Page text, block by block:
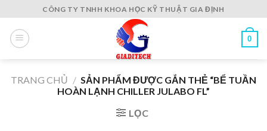
to
content
CÔNG TY TNHH KHOA HỌC KỸ THUẬT GIA ĐỊNH
0
TRANG CHỦ / SẢN PHẨM ĐƯỢC GẮN THẺ “BỂ TUẦN
HOÀN LẠNH CHILLER JULABO FL”
LỌC